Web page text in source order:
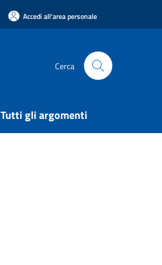
Accedi all'area personale
Cerca
Tutti gli argomenti